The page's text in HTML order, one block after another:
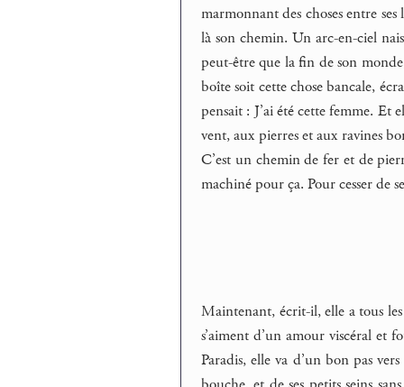
marmonnant des choses entre
là son chemin. Un arc-en-ciel
peut-être que la fin de son
boîte soit cette chose bancale,
pensait : J’ai été cette femme.
vent, aux pierres et aux ravines
C’est un chemin de fer et de
machiné pour ça. Pour cesser de
Maintenant, écrit-il, elle a tous
s’aiment d’un amour viscéral et
Paradis, elle va d’un bon pas